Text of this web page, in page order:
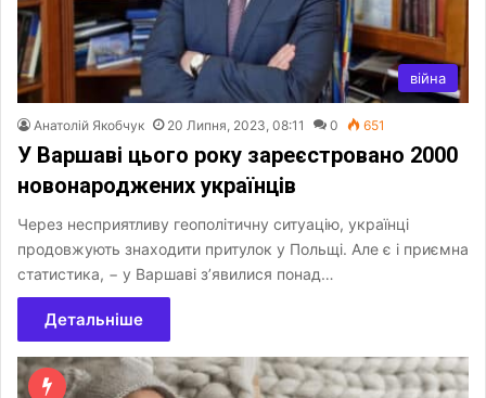
війна
Анатолій Якобчук 20 Липня, 2023, 08:11 0 651
У Варшаві цього року зареєстровано 2000
новонароджених українців
Через несприятливу геополітичну ситуацію, українці
продовжують знаходити притулок у Польщі. Але є і приємна
статистика, − у Варшаві з’явилися понад…
Детальніше